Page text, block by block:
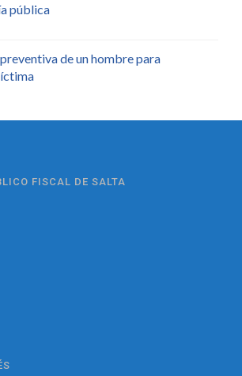
pública
de un hombre para
FISCAL DE SALTA